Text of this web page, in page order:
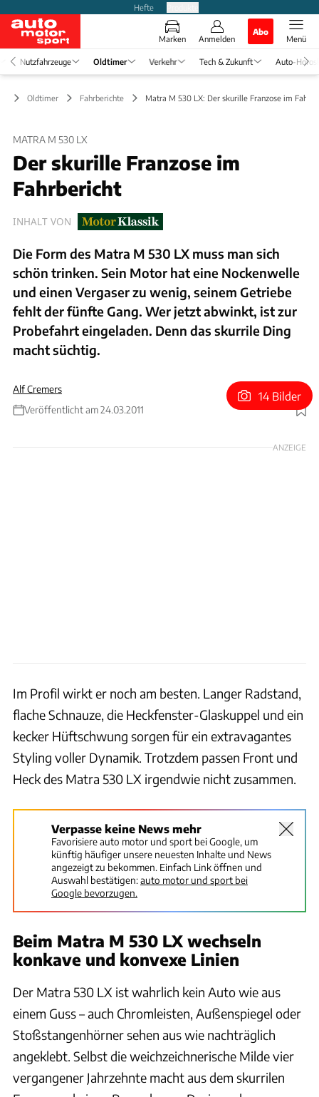
Hefte
Marken Anmelden
Abo
Menü
Nutzfahrzeuge Oldtimer Verkehr Tech & Zukunft Auto-
Oldtimer Fahrberichte Matra M 530 LX: Der skurille Franzose im
MATRA M 530 LX
Der skurille Franzose im
Fahrbericht
INHALT VON
Die Form des Matra M 530 LX muss man sich
schön trinken. Sein Motor hat eine Nockenwelle
und einen Vergaser zu wenig, seinem Getriebe
fehlt der fünfte Gang. Wer jetzt abwinkt, ist zur
Probefahrt eingeladen. Denn das skurrile Ding
macht süchtig.
Alf Cremers
Veröffentlicht am 24.03.2011
Foto: Frank Herzog
14 Bilder
ANZEIGE
Im Profil wirkt er noch am besten. Langer Radstand,
flache Schnauze, die Heckfenster-Glaskuppel und ein
kecker Hüftschwung sorgen für ein extravagantes
Styling voller Dynamik. Trotzdem passen Front und
Heck des Matra 530 LX irgendwie nicht zusammen.
Verpasse keine News mehr
Favorisiere auto motor und sport bei Google, um
künftig häufiger unsere neuesten Inhalte und News
angezeigt zu bekommen. Einfach Link öffnen und
Auswahl bestätigen:auto motor und sport bei
Google bevorzugen.
Beim Matra M 530 LX wechseln
konkave und konvexe Linien
Der Matra 530 LX ist wahrlich kein Auto wie aus
einem Guss – auch Chromleisten, Außenspiegel oder
Stoßstangenhörner sehen aus wie nachträglich
angeklebt. Selbst die weichzeichnerische Milde vier
vergangener Jahrzehnte macht aus dem skurrilen